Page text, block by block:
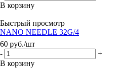
В корзину
Быстрый просмотр
NANO NEEDLE 32G/4
60 руб./шт
-
+
В корзину